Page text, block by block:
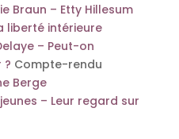
Braun – Etty Hillesum
liberté intérieure
– Peut-on
? Compte-rendu
Berge
– Leur regard sur